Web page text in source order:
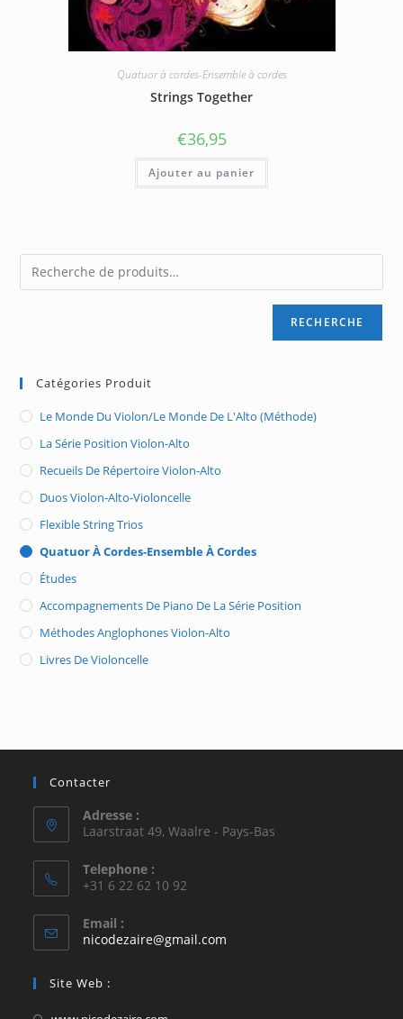
Quatuor à cordes-Ensemble à cordes
Strings Together
€36,95
Ajouter au panier
RECHERCHE
Catégories Produit
Le Monde Du Violon/Le Monde De L'Alto (méthode)
La Série Position Violon-Alto
Recueils De Répertoire Violon-Alto
Duos Violon-Alto-Violoncelle
Flexible String Trios
Quatuor À Cordes-Ensemble À Cordes
Études
Accompagnements De Piano De La Série Position
Méthodes Anglophones Violon-Alto
Livres De Violoncelle
Contacter
Adresse :
Laarstraat 49, Waalre - Pays-Bas
Telephone :
+31 6 22 62 10 92
Email :
nicodezaire@gmail.com
Site Web :